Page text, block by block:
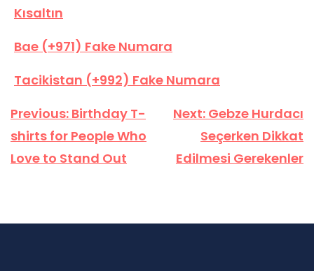
Kısaltın
Bae (+971) Fake Numara
Tacikistan (+992) Fake Numara
Yazı
gezinmesi
Previous: Birthday T-
shirts for People Who
Love to Stand Out
Next: Gebze Hurdacı
Seçerken Dikkat
Edilmesi Gerekenler